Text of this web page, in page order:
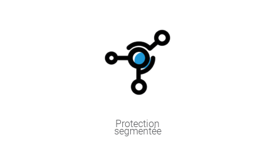
Protection
segmentée